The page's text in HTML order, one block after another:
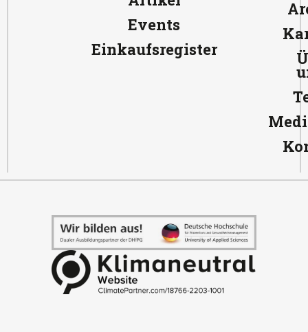
Events
Einkaufsregister